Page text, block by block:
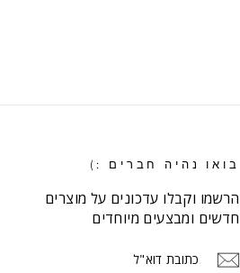
בואו נהיה חברים :)
הרשמו וקבלו עדכונים על מוצרים
חדשים ומבצעים מיוחדים
דוא"ל